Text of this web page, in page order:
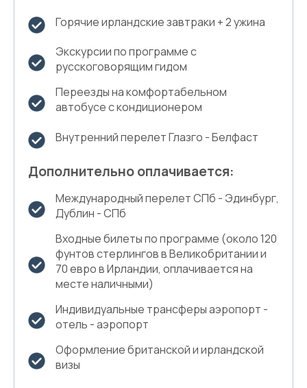
Горячие ирландские завтраки + 2 ужина
Экскурсии по программе с
русскоговорящим гидом
Переезды на комфортабельном
автобусе с кондиционером
Внутренний перелет Глазго - Белфаст
Дополнительно оплачивается:
Международный перелет СПб - Эдинбург,
Дублин - СПб
Входные билеты по программе (около 120
фунтов стерлингов в Великобритании и
70 евро в Ирландии, оплачивается на
месте наличными)
Индивидуальные трансферы аэропорт -
отель - аэропорт
Оформление британской и ирландской
визы